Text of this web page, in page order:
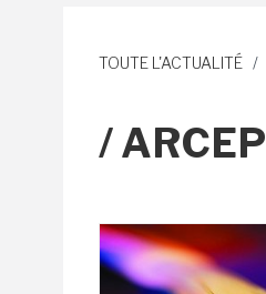
TOUTE L'ACTUALITÉ /
/ ARCEP